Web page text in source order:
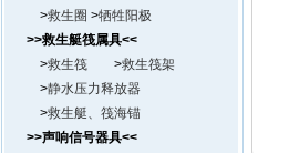
>救生圈 >牺牲阳极
>>救生艇筏属具<<
>救生筏 >救生筏架
>静水压力释放器
>救生艇、筏海锚
>>声响信号器具<<